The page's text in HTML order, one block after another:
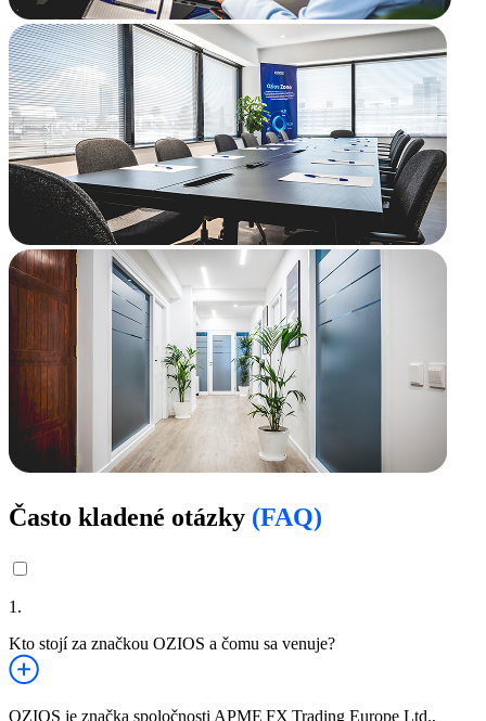
Často kladené otázky (FAQ)
1.
Kto stojí za značkou OZIOS a čomu sa venuje?
OZIOS je značka spoločnosti APME FX Trading Europe Ltd.,